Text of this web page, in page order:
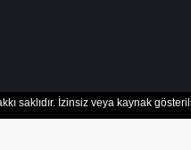
saklıdır. İzinsiz veya kaynak